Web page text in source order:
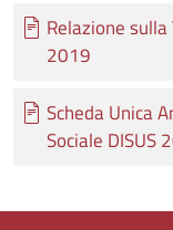
Documento
Relazione sulla
2019
Documento
Scheda Unica
Sociale DISUS